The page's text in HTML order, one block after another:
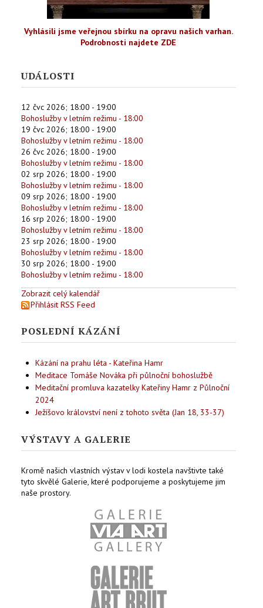
Vyhlásili jsme veřejnou sbírku na opravu našich varhan.
Podrobnosti najdete ZDE
UDÁLOSTI
12 čvc 2026; 18:00 - 19:00
Bohoslužby v letním režimu - 18:00
19 čvc 2026; 18:00 - 19:00
Bohoslužby v letním režimu - 18:00
26 čvc 2026; 18:00 - 19:00
Bohoslužby v letním režimu - 18:00
02 srp 2026; 18:00 - 19:00
Bohoslužby v letním režimu - 18:00
09 srp 2026; 18:00 - 19:00
Bohoslužby v letním režimu - 18:00
16 srp 2026; 18:00 - 19:00
Bohoslužby v letním režimu - 18:00
23 srp 2026; 18:00 - 19:00
Bohoslužby v letním režimu - 18:00
30 srp 2026; 18:00 - 19:00
Bohoslužby v letním režimu - 18:00
Zobrazit celý kalendář
Přihlásit RSS Feed
POSLEDNÍ KÁZÁNÍ
Kázání na prahu léta - Kateřina Hamr
Meditace Tomáše Nováka při půlnoční bohoslužbě
Meditační promluva kazatelky Kateřiny Hamr z Půlnoční
2024
Ježíšovo království není z tohoto světa (Jan 18, 33-37)
VÝSTAVY A GALERIE
Kromě našich vlastních výstav v lodi kostela navštivte také
tyto skvělé Galerie, které podporujeme a poskytujeme jim
naše prostory.